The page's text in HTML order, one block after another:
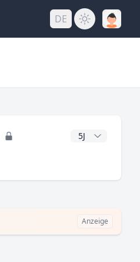
DE
CAGR Jahre
Anzeige